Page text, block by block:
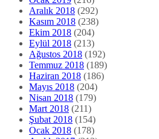
Nisan 2018(179)
Mart 2018(211)
Şubat 2018(154)
Ocak 2018 (178)
Aralık 2017(212)
Kasım 2017(225)
Ekim 2017(208)
Eylül 2017(184)
Ağustos 2017 (199)
Temmuz 2017(197)
Haziran 2017 (203)
Mayıs 2017(173)